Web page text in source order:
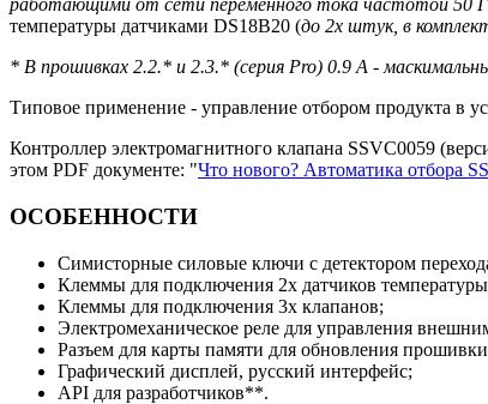
работающими от сети переменного тока частотой 50
температуры датчиками DS18B20 (до 2х штук, в
* В прошивках 2.2.* и 2.3.* (серия Pro) 0.9 А -
Типовое применение - управление отбором продукта в
Контроллер электромагнитного клапана SSVC0059
этом PDF документе: "Что нового? Автоматика отбора
ОСОБЕННОСТИ
Симисторные силовые ключи с детектором
Клеммы для подключения 2х датчиков
Клеммы для подключения 3х клапанов;
Электромеханическое реле для управления
Разъем для карты памяти для обновления
Графический дисплей, русский интерфейс;
API для разработчиков**.